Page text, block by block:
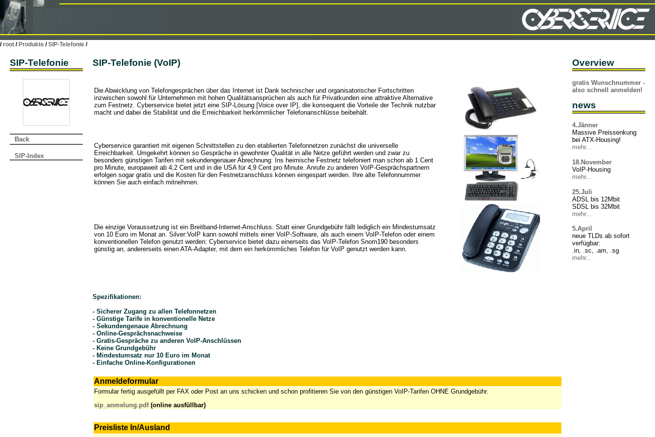
/root / Produkte /SIP-Telefonie /
SIP-Telefonie
Back
SIP-Index
SIP-Telefonie (VoIP)
Die Abwicklung von Telefongesprächen über das Internet ist Dank technischer und organisatorischer Fortschritten
inzwischen sowohl für Unternehmen mit hohen Qualitätsansprüchen als auch für Privatkunden eine attraktive Alternative
zum Festnetz. Cyberservice bietet jetzt eine SIP-Lösung [Voice over IP], die konsequent die Vorteile der Technik nutzbar
macht und dabei die Stabilität und die Erreichbarkeit herkömmlicher Telefonanschlüsse beibehält.
Cyberservice garantiert mit eigenen Schnittstellen zu den etablierten Telefonnetzen zunächst die universelle
Erreichbarkeit. Umgekehrt können so Gespräche in gewohnter Qualität in alle Netze geführt werden und zwar zu
besonders günstigen Tarifen mit sekundengenauer Abrechnung: Ins heimische Festnetz telefoniert man schon ab 1 Cent
pro Minute, europaweit ab 4,2 Cent und in die USA für 4,9 Cent pro Minute. Anrufe zu anderen VoIP-Gesprächspartnern
erfolgen sogar gratis und die Kosten für den Festnetzanschluss können eingespart werden. Ihre alte Telefonnummer
können Sie auch einfach mitnehmen.
Die einzige Voraussetzung ist ein Breitband-Internet-Anschluss. Statt einer Grundgebühr fällt lediglich ein Mindestumsatz
von 10 Euro im Monat an. Silver:VoIP kann sowohl mittels einer VoIP-Software, als auch einem VoIP-Telefon oder einem
konventionellen Telefon genutzt werden: Cyberservice bietet dazu einerseits das VoIP-Telefon Snom190 besonders
günstig an, andererseits einen ATA-Adapter, mit dem ein herkömmliches Telefon für VoIP genutzt werden kann.
Spezifikationen:
- Sicherer Zugang zu allen Telefonnetzen
- Günstige Tarife in konventionelle Netze
- Sekundengenaue Abrechnung
- Online-Gesprächsnachweise
- Gratis-Gespräche zu anderen VoIP-Anschlüssen
- Keine Grundgebühr
- Mindestumsatz nur 10 Euro im Monat
- Einfache Online-Konfigurationen
Anmeldeformular
Formular fertig ausgefüllt per FAX oder Post an uns schicken und schon profitieren Sie von den günstigen VoIP-Tarifen OHNE Grundgebühr.
sip_anmelung.pdf(online ausfüllbar)
Preisliste In/Ausland
Overview
gratis Wunschnummer -
also schnell anmelden!
news
4.Jänner
Massive Preissenkung
bei ATX-Housing!
mehr...
18.November
VoIP-Housing
mehr...
25.Juli
ADSL bis 12Mbit
SDSL bis 32Mbit
mehr...
5.April
neue TLDs ab sofort
verfügbar:
.in, .sc, .am, .sg
mehr...